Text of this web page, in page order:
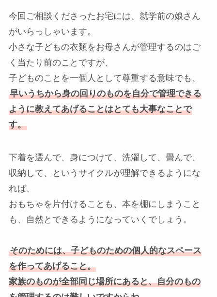
今回ご相談くださったお宅には、就学前の娘さん
がいらっしゃいます。
小さな子どもの衣類をお母さんが管理するのはご
く当たり前のことですが、
子どものことを一個人として尊重する意味でも、
早いうちから身の回りのものを自分で管理できる
ように教えてあげることはとても大事なことで
す。
下着を選んで、身につけて、洗濯して、畳んで、
収納して、というサイクルが理解できるようにな
れば、
おもちゃを片付けることも、本を棚にしまうこと
も、自然とできるようになっていくでしょう。
そのためには、子どものための個人的なスペース
を作ってあげること。
家族のものが全部同じ場所にあると、自分のもの